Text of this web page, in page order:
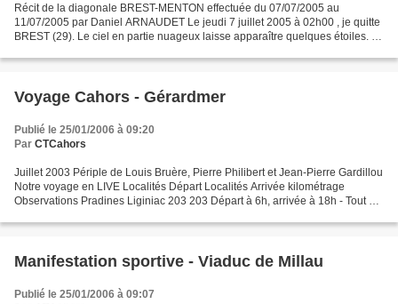
Récit de la diagonale BREST-MENTON effectuée du 07/07/2005 au
11/07/2005 par Daniel ARNAUDET Le jeudi 7 juillet 2005 à 02h00 , je quitte
BREST (29). Le ciel en partie nuageux laisse apparaître quelques étoiles. La
Voyage Cahors - Gérardmer
Publié le 25/01/2006 à 09:20
Par CTCahors
Juillet 2003 Périple de Louis Bruère, Pierre Philibert et Jean-Pierre Gardillou
Notre voyage en LIVE Localités Départ Localités Arrivée kilométrage
Observations Pradines Liginiac 203 203 Départ à 6h, arrivée à 18h - Tout va
Manifestation sportive - Viaduc de Millau
Publié le 25/01/2006 à 09:07